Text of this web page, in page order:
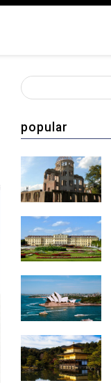
popular